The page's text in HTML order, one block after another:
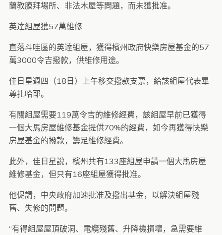
蘭教膜拜場所、非法木屋等問題，而未獲批准。
英達組屋獲57萬維修
直落斗哇區的英達組屋，獲得檳州政府快樂房屋基金的57
萬3000令吉撥款，供維修用途。
佳日星週四（18日）上午移交撥款支票，給該組屋代表畢
尊扎哈耶。
有關組屋需要119萬令吉的維修經費，該組屋早前已獲得
一個大馬房屋維修基金提供70%的經費，如今再獲得快樂
房屋基金的撥款，籌足維修經費。
此外，佳日星說，檳州共有133座組屋申請一個大馬房屋
維修基金，但只有16座組屋獲得批准。
他促請，中央政府加速批准及撥出基金，以解決組屋殘
舊、失修的問題。
“有得組屋屋頂破洞、電纜殘舊、升降機損壞，急需要維